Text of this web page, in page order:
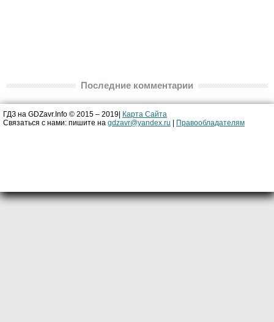
Последние комментарии
ГДЗ на GDZavr.Info © 2015 – 2019| Карта Сайта
Связаться с нами: пишите на gdzavr@yandex.ru Правообладателям